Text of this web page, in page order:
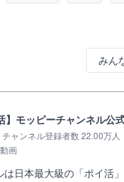
みん
】モッピーチャンネル公
ャンネル登録者数 22.00万人
画
は日本最大級の「ポイ活